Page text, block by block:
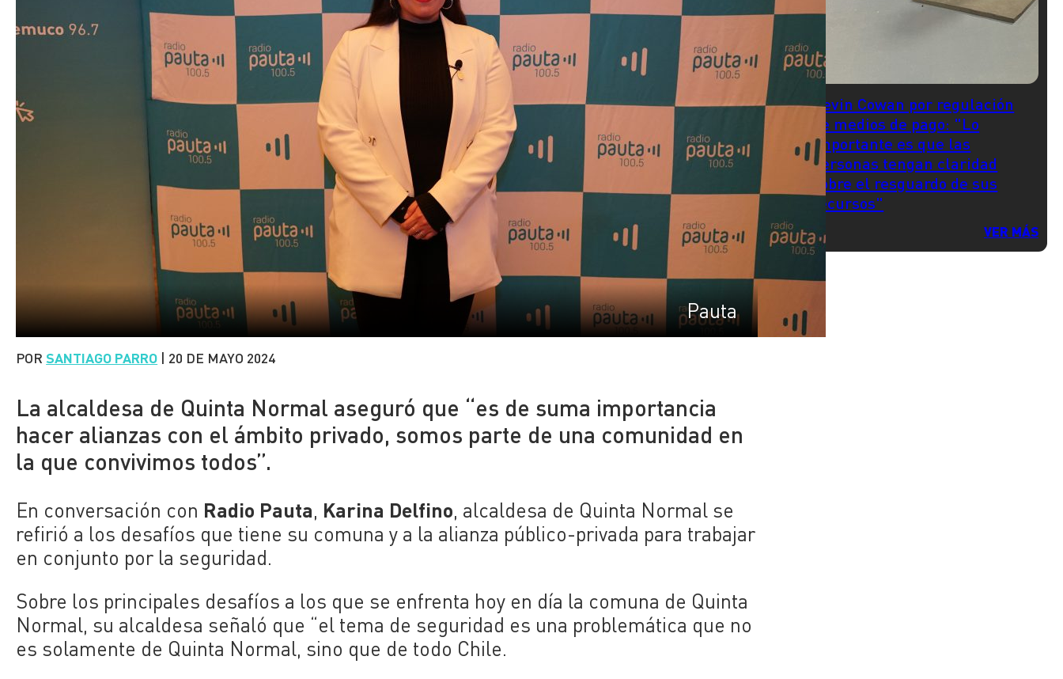
Pauta
PORSANTIAGO PARRO | 20 DE MAYO 2024
La alcaldesa de Quinta Normal aseguró que “es de suma importancia
hacer alianzas con el ámbito privado, somos parte de una comunidad en
la que convivimos todos”.
En conversación con Radio Pauta, Karina Delfino, alcaldesa de Quinta Normal se
refirió a los desafíos que tiene su comuna y a la alianza público-privada para trabajar
en conjunto por la seguridad.
Sobre los principales desafíos a los que se enfrenta hoy en día la comuna de Quinta
Normal, su alcaldesa señaló que “el tema de seguridad es una problemática que no
es solamente de Quinta Normal, sino que de todo Chile.
Kevin Cowan por regulación
de medios de pago: "Lo
importante es que las
personas tengan claridad
sobre el resguardo de sus
recursos"
VER MÁS